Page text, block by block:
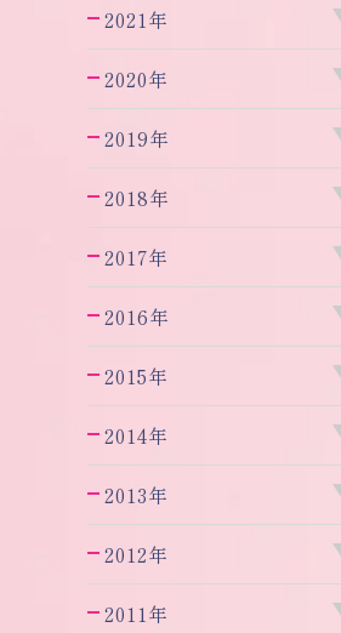
2021年
2020年
2019年
2018年
2017年
2016年
2015年
2014年
2013年
2012年
2011年